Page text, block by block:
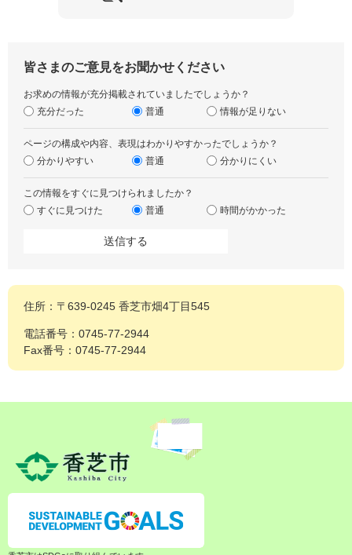
皆さまのご意見をお聞かせください
お求めの情報が充分掲載されていましたでしょうか？
充分だった
普通 情報が足りない
ページの構成や内容、表現はわかりやすかったでしょうか？
分かりやすい
普通 分かりにくい
この情報をすぐに見つけられましたか？
すぐに見つけた
普通 時間がかかった
住所：〒639-0245 香芝市畑4丁目545
電話番号：0745-77-2944
Fax番号：0745-77-2944